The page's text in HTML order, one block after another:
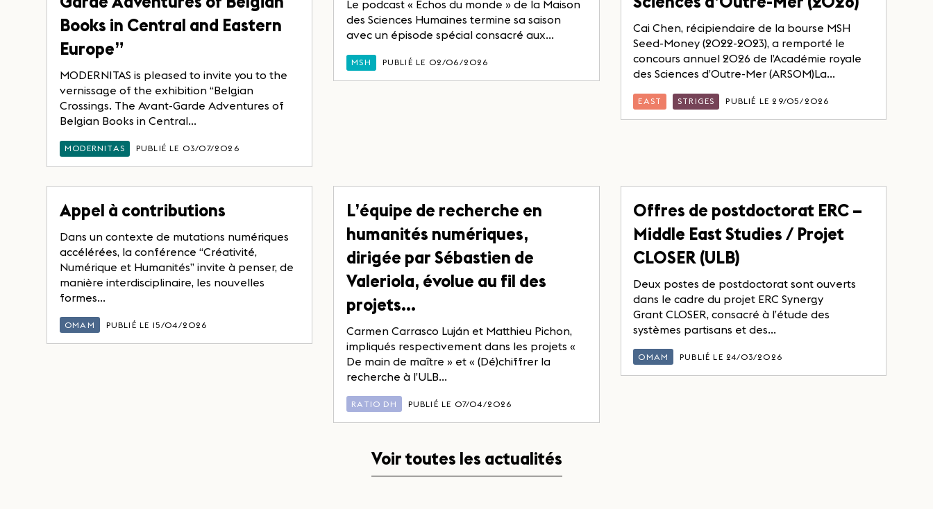
Books in Central and Eastern
Europe”
MODERNITAS is pleased to invite you to the
vernissage of the exhibition “Belgian
Crossings. The Avant-Garde Adventures of
Belgian Books in Central...
MODERNITAS PUBLIÉ LE 03/07/2026
Le podcast « Échos du monde » de la Maison
des Sciences Humaines termine sa saison
avec un épisode spécial consacré aux...
MSH PUBLIÉ LE 02/06/2026
Cai Chen, récipiendaire de la bourse MSH
Seed-Money (2022-2023), a remporté le
concours annuel 2026 de l’Académie royale
des Sciences d’Outre-Mer (ARSOM)La...
EAST STRIGES PUBLIÉ LE 29/05/2026
Appel à contributions
Dans un contexte de mutations numériques
accélérées, la conférence “Créativité,
Numérique et Humanités” invite à penser, de
manière interdisciplinaire, les nouvelles
formes...
OMAM PUBLIÉ LE 15/04/2026
L’équipe de recherche en
humanités numériques,
dirigée par Sébastien de
Valeriola, évolue au fil des
projets…
Carmen Carrasco Luján et Matthieu Pichon,
impliqués respectivement dans les projets «
De main de maître » et « (Dé)chiffrer la
recherche à l’ULB...
RATIO DH PUBLIÉ LE 07/04/2026
Offres de postdoctorat ERC –
Middle East Studies / Projet
CLOSER (ULB)
Deux postes de postdoctorat sont ouverts
dans le cadre du projet ERC Synergy
Grant CLOSER, consacré à l’étude des
systèmes partisans et des...
OMAM PUBLIÉ LE 24/03/2026
Voir toutes les actualités